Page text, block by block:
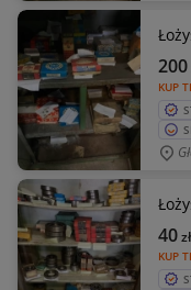
KUP
200
KUP
40zł